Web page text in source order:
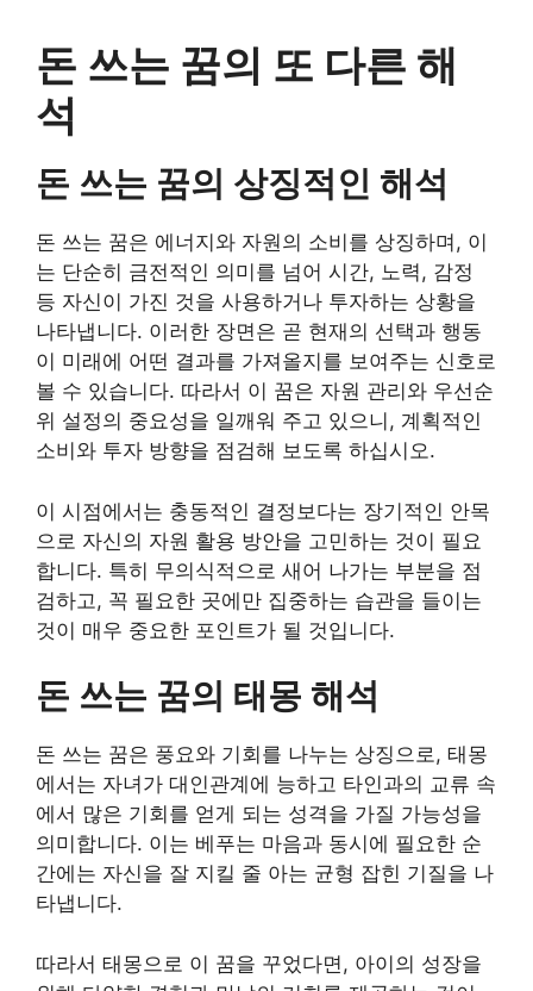
돈 쓰는 꿈의 또 다른 해
석
돈 쓰는 꿈의 상징적인 해석
돈 쓰는 꿈은 에너지와 자원의 소비를 상징하며, 이
는 단순히 금전적인 의미를 넘어 시간, 노력, 감정
등 자신이 가진 것을 사용하거나 투자하는 상황을
나타냅니다. 이러한 장면은 곧 현재의 선택과 행동
이 미래에 어떤 결과를 가져올지를 보여주는 신호로
볼 수 있습니다. 따라서 이 꿈은 자원 관리와 우선순
위 설정의 중요성을 일깨워 주고 있으니, 계획적인
소비와 투자 방향을 점검해 보도록 하십시오.
이 시점에서는 충동적인 결정보다는 장기적인 안목
으로 자신의 자원 활용 방안을 고민하는 것이 필요
합니다. 특히 무의식적으로 새어 나가는 부분을 점
검하고, 꼭 필요한 곳에만 집중하는 습관을 들이는
것이 매우 중요한 포인트가 될 것입니다.
돈 쓰는 꿈의 태몽 해석
돈 쓰는 꿈은 풍요와 기회를 나누는 상징으로, 태몽
에서는 자녀가 대인관계에 능하고 타인과의 교류 속
에서 많은 기회를 얻게 되는 성격을 가질 가능성을
의미합니다. 이는 베푸는 마음과 동시에 필요한 순
간에는 자신을 잘 지킬 줄 아는 균형 잡힌 기질을 나
타냅니다.
따라서 태몽으로 이 꿈을 꾸었다면, 아이의 성장을